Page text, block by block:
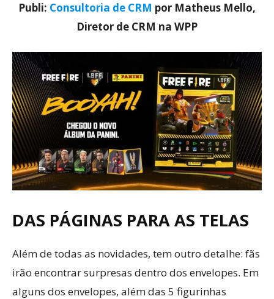
Publi: Consultoria de CRM por Matheus Mello,
Diretor de CRM na WPP
DAS PÁGINAS PARA AS TELAS
Além de todas as novidades, tem outro detalhe: fãs
irão encontrar surpresas dentro dos envelopes. Em
alguns dos envelopes, além das 5 figurinhas